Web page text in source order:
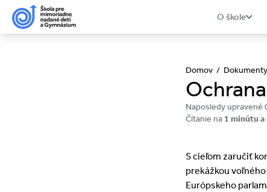
O škole
Domov /
Naposledy upravené
Čítanie na 1 minútu a
S cieľom zaručiť
prekážkou
Európskeho